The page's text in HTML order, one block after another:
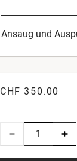
Ansaug und
CHF 350.00